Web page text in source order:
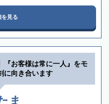
を見る
『お客様は常に一人』をモ
に向き合います
ま